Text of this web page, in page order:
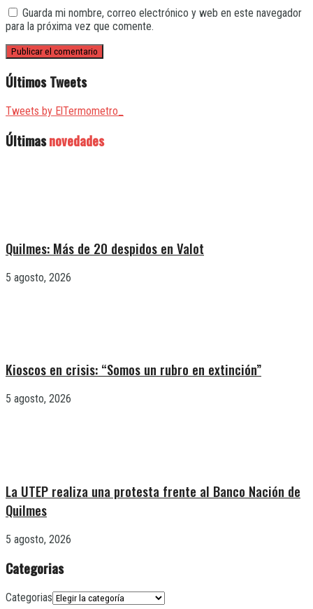
Guarda mi nombre, correo electrónico y web en este navegador
para la próxima vez que comente.
Últimos Tweets
Tweets by ElTermometro_
Últimasnovedades
Quilmes: Más de 20 despidos en Valot
5 agosto, 2026
Kioscos en crisis: “Somos un rubro en extinción”
5 agosto, 2026
La UTEP realiza una protesta frente al Banco Nación de
Quilmes
5 agosto, 2026
Categorias
Categorias